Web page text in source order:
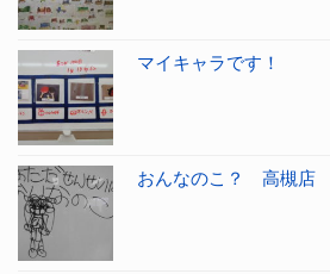
マイキャラです！
おんなのこ？ 高槻店